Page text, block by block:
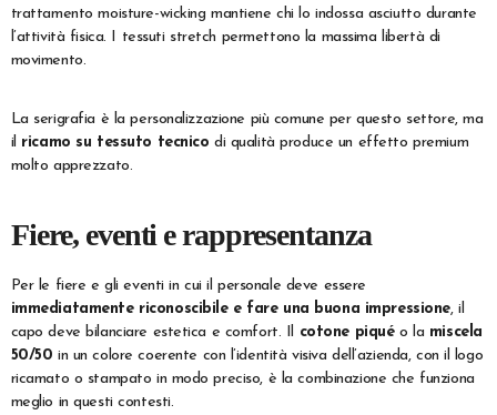
trattamento moisture-wicking mantiene chi lo indossa asciutto durante
l’attività fisica. I tessuti stretch permettono la massima libertà di
movimento.
La serigrafia è la personalizzazione più comune per questo settore, ma
il ricamo su tessuto tecnico di qualità produce un effetto premium
molto apprezzato.
Fiere, eventi e rappresentanza
Per le fiere e gli eventi in cui il personale deve essere
immediatamente riconoscibile e fare una buona impressione, il
capo deve bilanciare estetica e comfort. Il cotone piquéo la miscela
50/50 in un colore coerente con l’identità visiva dell’azienda, con il logo
ricamato o stampato in modo preciso, è la combinazione che funziona
meglio in questi contesti.